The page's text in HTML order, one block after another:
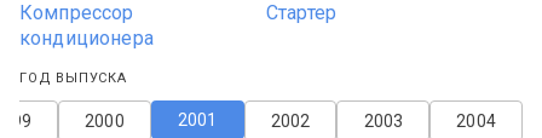
Компрессор
кондиционера
Стартер
ГОД ВЫПУСКА
2004
2003
2002
2001
2000